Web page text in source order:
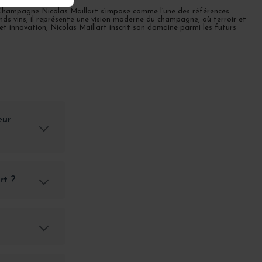
Nicolas Maillart s’impose comme l’une des références
vins, il représente une vision moderne du champagne, où terroir et
innovation, Nicolas Maillart inscrit son domaine parmi les futurs
?